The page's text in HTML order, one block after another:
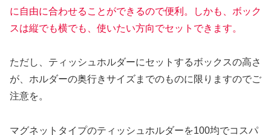
に自由に合わせることができるので便利。しかも、ボック
スは縦でも横でも、使いたい方向でセットできます。
ただし、ティッシュホルダーにセットするボックスの高さ
が、ホルダーの奥行きサイズまでのものに限りますのでご
注意を。
マグネットタイプのティッシュホルダーを100均でコスパ